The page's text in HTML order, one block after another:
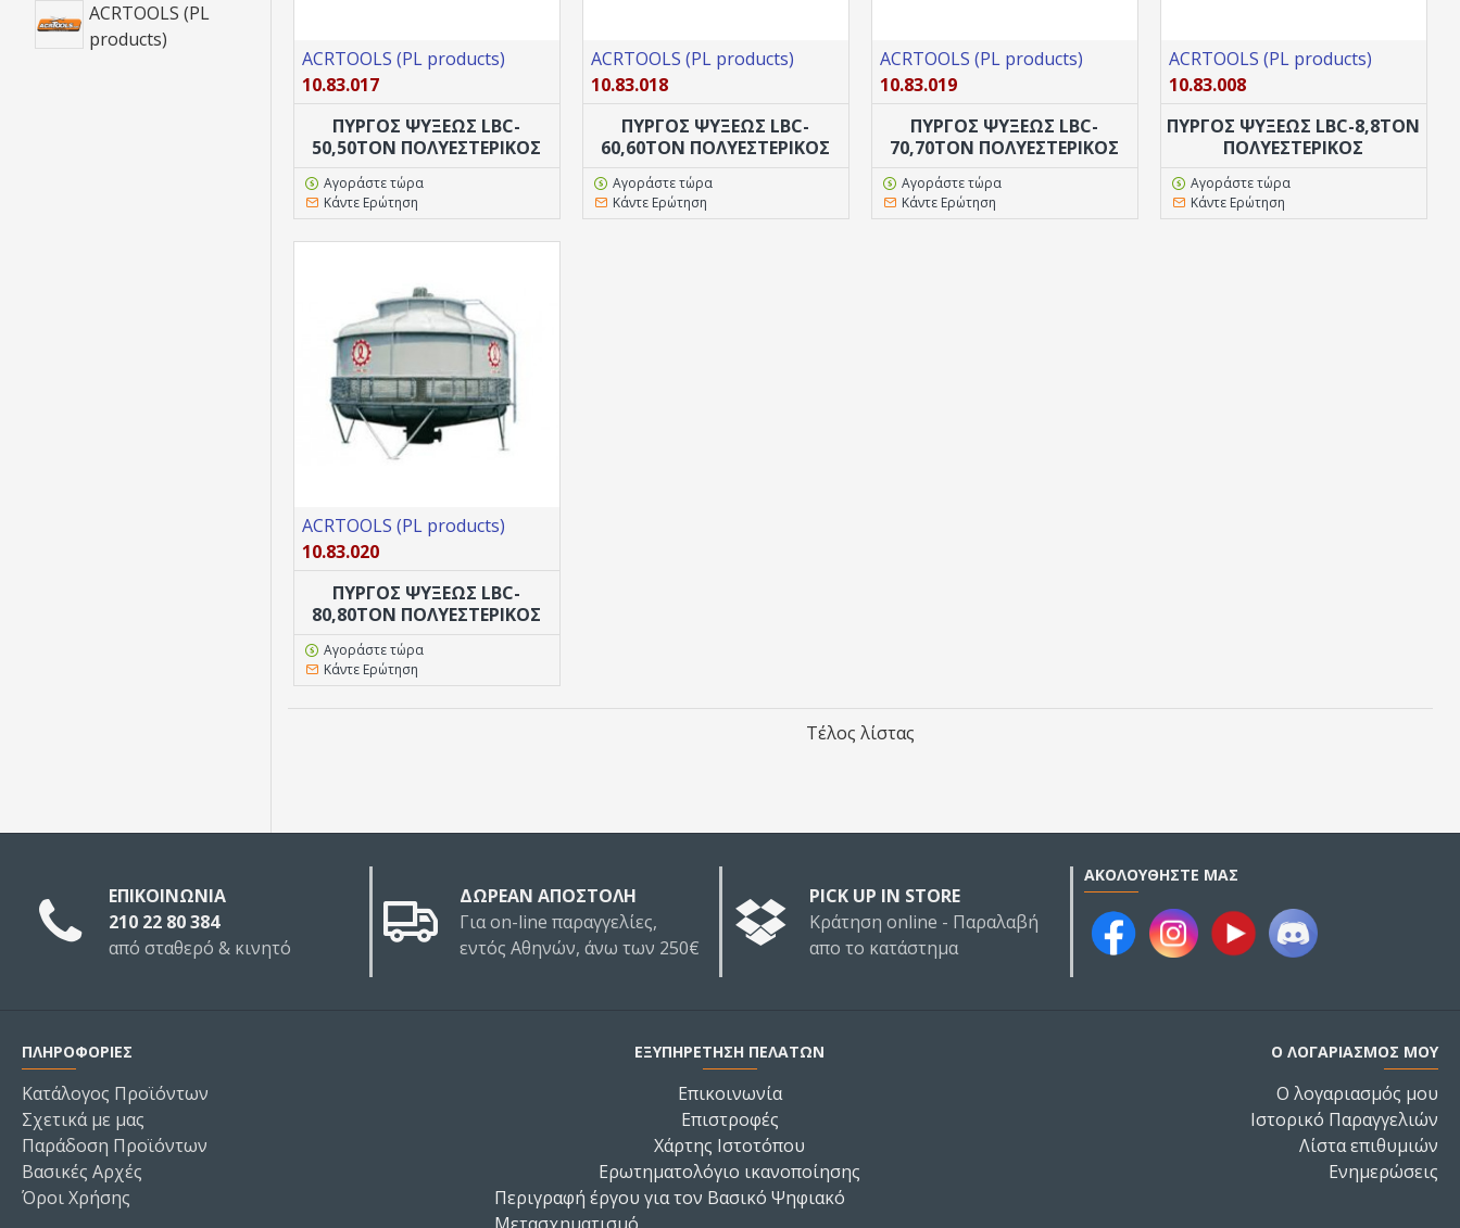
ACRTOOLS (PL
products)
ACRTOOLS (PL products)
10.83.017
ΠΥΡΓΟΣ ΨΥΞΕΩΣ LBC-
50,50TON ΠΟΛΥΕΣΤΕΡΙΚΟΣ
Αγοράστε τώρα
Κάντε Ερώτηση
ACRTOOLS (PL products)
10.83.018
ΠΥΡΓΟΣ ΨΥΞΕΩΣ LBC-
60,60TON ΠΟΛΥΕΣΤΕΡΙΚΟΣ
Αγοράστε τώρα
Κάντε Ερώτηση
ACRTOOLS (PL products)
10.83.019
ΠΥΡΓΟΣ ΨΥΞΕΩΣ LBC-
70,70TON ΠΟΛΥΕΣΤΕΡΙΚΟΣ
Αγοράστε τώρα
Κάντε Ερώτηση
ACRTOOLS (PL products)
10.83.008
ΠΥΡΓΟΣ ΨΥΞΕΩΣ LBC-8,8TON
ΠΟΛΥΕΣΤΕΡΙΚΟΣ
Αγοράστε τώρα
Κάντε Ερώτηση
ACRTOOLS (PL products)
10.83.020
ΠΥΡΓΟΣ ΨΥΞΕΩΣ LBC-
80,80TON ΠΟΛΥΕΣΤΕΡΙΚΟΣ
Αγοράστε τώρα
Κάντε Ερώτηση
Τέλος λίστας
ΕΠΙΚΟΙΝΩΝΙΑ
210 22 80 384
από σταθερό & κινητό
ΔΩΡΕΑΝ ΑΠΟΣΤΟΛΗ
Για on-line παραγγελίες,
εντός Αθηνών, άνω των 250€
PICK UP IN STORE
Κράτηση online - Παραλαβή
απο το κατάστημα
ΑΚΟΛΟΥΘΉΣΤΕ ΜΑΣ
ΠΛΗΡΟΦΟΡΙΕΣ
Κατάλογος Προϊόντων
Σχετικά με μας
Παράδοση Προϊόντων
Βασικές Αρχές
Όροι Χρήσης
ΕΞΥΠΗΡΕΤΗΣΗ ΠΕΛΑΤΩΝ
Επικοινωνία
Επιστροφές
Χάρτης Ιστοτόπου
Ερωτηματολόγιο ικανοποίησης
Περιγραφή έργου για τον Βασικό Ψηφιακό
Ο ΛΟΓΑΡΙΑΣΜΌΣ ΜΟΥ
Ο λογαριασμός μου
Ιστορικό Παραγγελιών
Λίστα επιθυμιών
Ενημερώσεις